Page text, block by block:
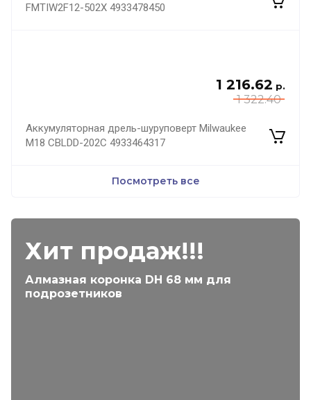
FMTIW2F12-502X 4933478450
1 322.40
1 216.62 р.
Аккумуляторная дрель-шуруповерт Milwaukee
M18 CBLDD-202C 4933464317
Посмотреть все
Хит продаж!!!
Алмазная коронка DH 68 мм для
подрозетников